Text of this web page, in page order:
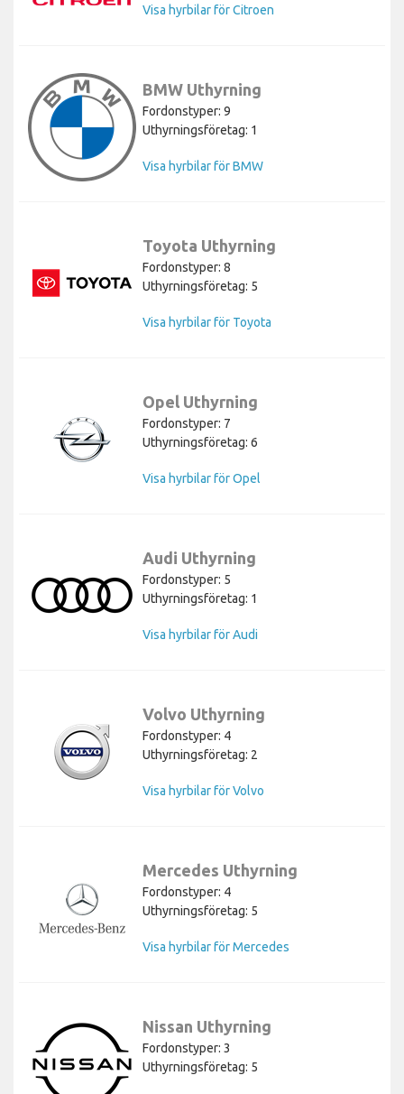
Visa hyrbilar för Citroen
BMW Uthyrning
Fordonstyper: 9
Uthyrningsföretag: 1
Visa hyrbilar för BMW
Toyota Uthyrning
Fordonstyper: 8
Uthyrningsföretag: 5
Visa hyrbilar för Toyota
Opel Uthyrning
Fordonstyper: 7
Uthyrningsföretag: 6
Visa hyrbilar för Opel
Audi Uthyrning
Fordonstyper: 5
Uthyrningsföretag: 1
Visa hyrbilar för Audi
Volvo Uthyrning
Fordonstyper: 4
Uthyrningsföretag: 2
Visa hyrbilar för Volvo
Mercedes Uthyrning
Fordonstyper: 4
Uthyrningsföretag: 5
Visa hyrbilar för Mercedes
Nissan Uthyrning
Fordonstyper: 3
Uthyrningsföretag: 5